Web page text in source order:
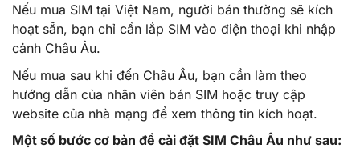
Nếu mua SIM tại Việt Nam, người bán thường sẽ kích
hoạt sẵn, bạn chỉ cần lắp SIM vào điện thoại khi nhập
cảnh Châu Âu.
Nếu mua sau khi đến Châu Âu, bạn cần làm theo
hướng dẫn của nhân viên bán SIM hoặc truy cập
website của nhà mạng để xem thông tin kích hoạt.
Một số bước cơ bản để cài đặt SIM Châu Âu như sau: